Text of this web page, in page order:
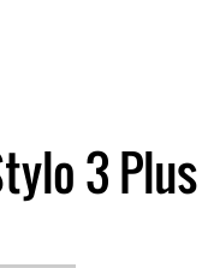
3 Plus